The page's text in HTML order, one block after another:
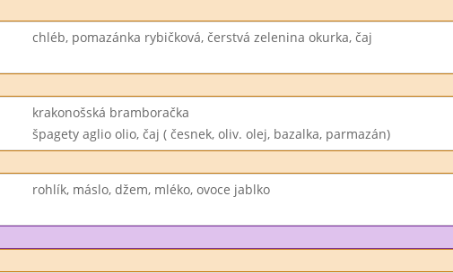
chléb, pomazánka rybičková, čerstvá zelenina okurka, čaj
krakonošská bramboračka
špagety aglio olio, čaj ( česnek, oliv. olej, bazalka, parmazán)
rohlík, máslo, džem, mléko, ovoce jablko